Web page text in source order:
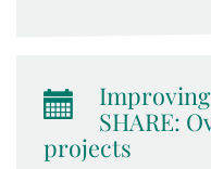
SHARE:
projects